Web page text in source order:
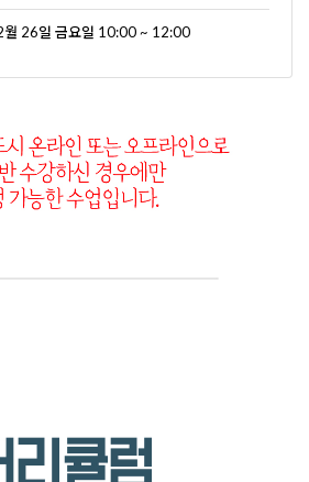
26일 금요일 10:00 ~ 12:00